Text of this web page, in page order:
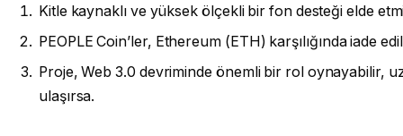
Kitle kaynaklı ve yüksek ölçekli bir fon desteği elde
PEOPLE Coin’ler, Ethereum (ETH) karşılığında iade
Proje, Web 3.0 devriminde önemli bir rol oynayabilir,
ulaşırsa.